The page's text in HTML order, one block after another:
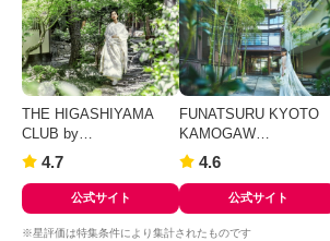
THE HIGASHIYAMA
CLUB by…
4.7
公式サイト
FUNATSURU KYOTO
KAMOGAW…
4.6
公式サイト
※星評価は特集条件により集計されたものです